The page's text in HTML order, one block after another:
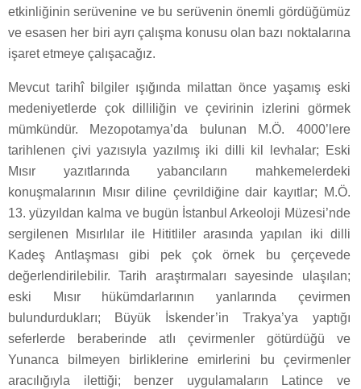
etkinliğinin serüvenine ve bu serüvenin önemli gördüğümüz
ve esasen her biri ayrı çalışma konusu olan bazı noktalarına
işaret etmeye çalışacağız.
Mevcut tarihî bilgiler ışığında milattan önce yaşamış eski
medeniyetlerde çok dilliliğin ve çevirinin izlerini görmek
mümkündür. Mezopotamya’da bulunan M.Ö. 4000’lere
tarihlenen çivi yazısıyla yazılmış iki dilli kil levhalar; Eski
Mısır yazıtlarında yabancıların mahkemelerdeki
konuşmalarının Mısır diline çevrildiğine dair kayıtlar; M.Ö.
13. yüzyıldan kalma ve bugün İstanbul Arkeoloji Müzesi’nde
sergilenen Mısırlılar ile Hititliler arasında yapılan iki dilli
Kadeş Antlaşması gibi pek çok örnek bu çerçevede
değerlendirilebilir. Tarih araştırmaları sayesinde ulaşılan;
eski Mısır hükümdarlarının yanlarında çevirmen
bulundurdukları; Büyük İskender’in Trakya’ya yaptığı
seferlerde beraberinde atlı çevirmenler götürdüğü ve
Yunanca bilmeyen birliklerine emirlerini bu çevirmenler
aracılığıyla ilettiği; benzer uygulamaların Latince ve